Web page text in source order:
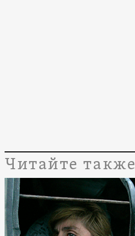
Читайте также